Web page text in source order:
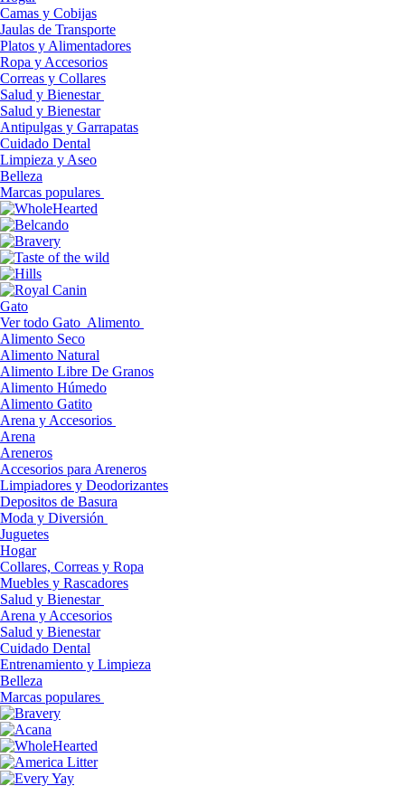
Camas y Cobijas
Jaulas de Transporte
Platos y Alimentadores
Ropa y Accesorios
Correas y Collares
Salud y Bienestar
Salud y Bienestar
Antipulgas y Garrapatas
Cuidado Dental
Limpieza y Aseo
Belleza
Marcas populares
Gato
Ver todo Gato Alimento
Alimento Seco
Alimento Natural
Alimento Libre De Granos
Alimento Húmedo
Alimento Gatito
Arena y Accesorios
Arena
Areneros
Accesorios para Areneros
Limpiadores y Deodorizantes
Depositos de Basura
Moda y Diversión
Juguetes
Hogar
Collares, Correas y Ropa
Muebles y Rascadores
Salud y Bienestar
Arena y Accesorios
Salud y Bienestar
Cuidado Dental
Entrenamiento y Limpieza
Belleza
Marcas populares